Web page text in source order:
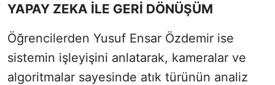
YAPAY ZEKA İLE GERİ DÖNÜŞÜM
Öğrencilerden Yusuf Ensar Özdemir ise
sistemin işleyişini anlatarak, kameralar ve
algoritmalar sayesinde atık türünün analiz